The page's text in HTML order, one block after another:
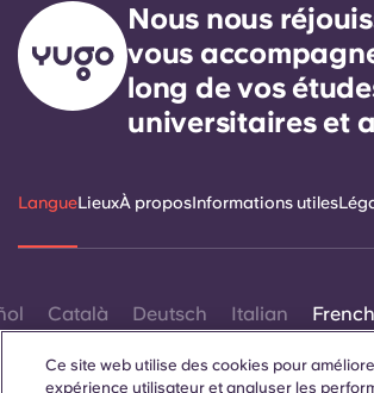
Nous nous
vous
long de vos
universitaires et
LangueLieuxÀ proposInformations utiles
Català Deutsch Italian French
Ce site web utilise des cookies pour
expérience utilisateur et analyser les